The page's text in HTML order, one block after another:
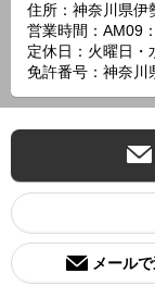
住所：神奈川県伊
営業時間：AM09
定休日：火曜日・
免許番号：神奈
メール